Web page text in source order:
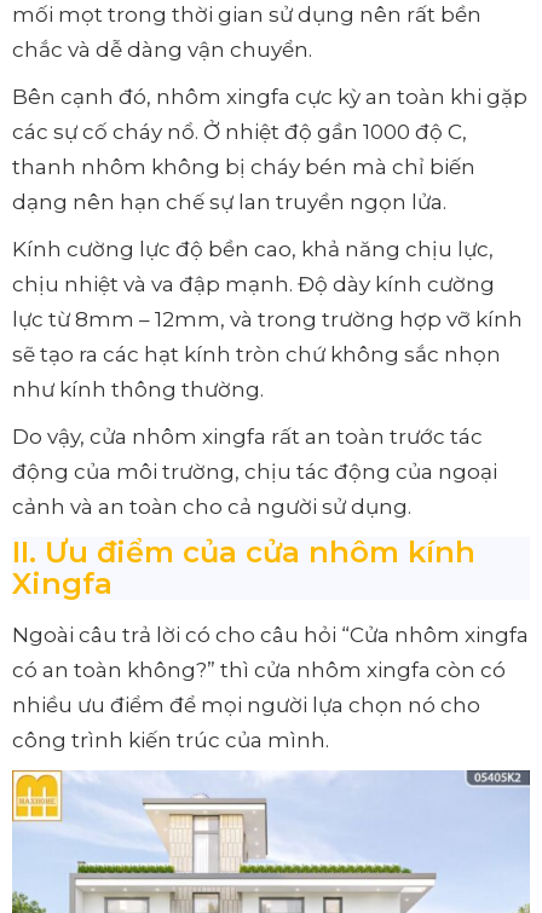
mối mọt trong thời gian sử dụng nên rất bền
chắc và dễ dàng vận chuyển.
Bên cạnh đó, nhôm xingfa cực kỳ an toàn khi gặp
các sự cố cháy nổ. Ở nhiệt độ gần 1000 độ C,
thanh nhôm không bị cháy bén mà chỉ biến
dạng nên hạn chế sự lan truyền ngọn lửa.
Kính cường lực độ bền cao, khả năng chịu lực,
chịu nhiệt và va đập mạnh. Độ dày kính cường
lực từ 8mm – 12mm, và trong trường hợp vỡ kính
sẽ tạo ra các hạt kính tròn chứ không sắc nhọn
như kính thông thường.
Do vậy, cửa nhôm xingfa rất an toàn trước tác
động của môi trường, chịu tác động của ngoại
cảnh và an toàn cho cả người sử dụng.
II. Ưu điểm của cửa nhôm kính
Xingfa
Ngoài câu trả lời có cho câu hỏi “Cửa nhôm xingfa
có an toàn không?” thì cửa nhôm xingfa còn có
nhiều ưu điểm để mọi người lựa chọn nó cho
công trình kiến trúc của mình.